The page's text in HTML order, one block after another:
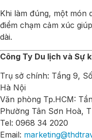
Khi làm đúng, một món
điểm chạm cảm xúc
dài.
Công Ty Du lịch và Sự
Trụ sở chính: Tầng 9,
Hà Nội
Văn phòng Tp.HCM:
Phường Tân Sơn Hoà,
Tel: 0968 34 2020
Email: